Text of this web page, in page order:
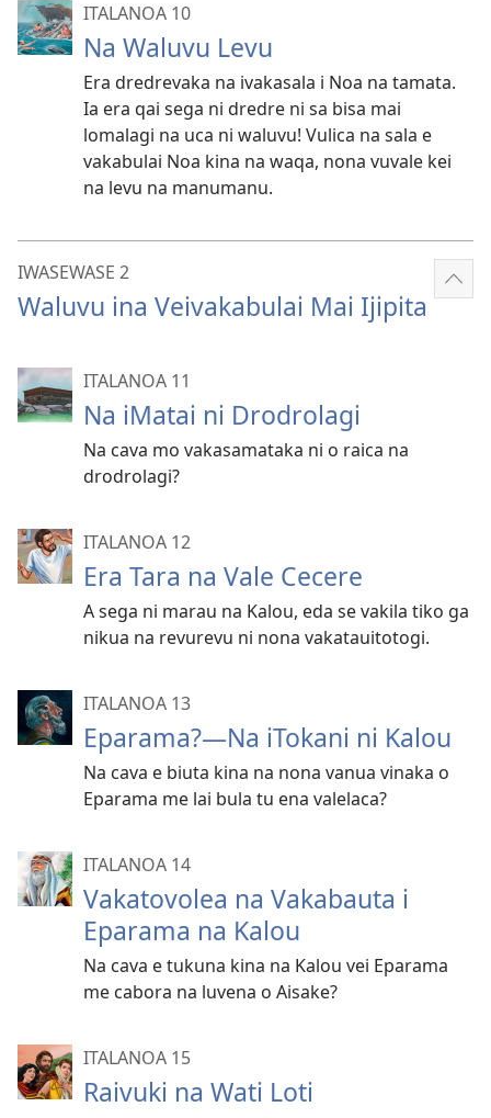
ITALANOA 10
Na Waluvu Levu
Era dredrevaka na ivakasala i Noa na tamata.
Ia era qai sega ni dredre ni sa bisa mai
lomalagi na uca ni waluvu! Vulica na sala e
vakabulai Noa kina na waqa, nona vuvale kei
na levu na manumanu.
IWASEWASE 2
Waluvu ina Veivakabulai Mai Ijipita
ITALANOA 11
Na iMatai ni Drodrolagi
Na cava mo vakasamataka ni o raica na
drodrolagi?
ITALANOA 12
Era Tara na Vale Cecere
A sega ni marau na Kalou, eda se vakila tiko ga
nikua na revurevu ni nona vakatauitotogi.
ITALANOA 13
Eparama?—Na iTokani ni Kalou
Na cava e biuta kina na nona vanua vinaka o
Eparama me lai bula tu ena valelaca?
ITALANOA 14
Vakatovolea na Vakabauta i
Eparama na Kalou
Na cava e tukuna kina na Kalou vei Eparama
me cabora na luvena o Aisake?
ITALANOA 15
Raivuki na Wati Loti